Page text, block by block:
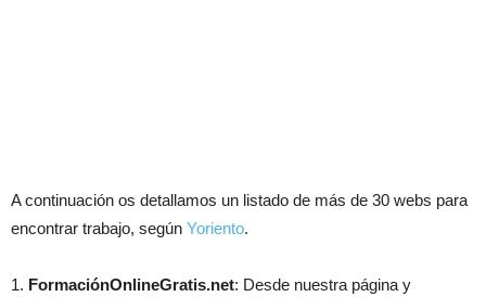
A continuación os detallamos un listado de más de 30 webs para
encontrar trabajo, según Yoriento.
1. FormaciónOnlineGratis.net: Desde nuestra página y